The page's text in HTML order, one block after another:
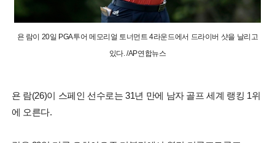
욘 람이 20일 PGA투어 메모리얼 토너먼트 4라운드에서 드라이버 샷을 날리고
있다. /AP연합뉴스
욘 람(26)이 스페인 선수로는 31년 만에 남자 골프 세계 랭킹 1위
에 오른다.